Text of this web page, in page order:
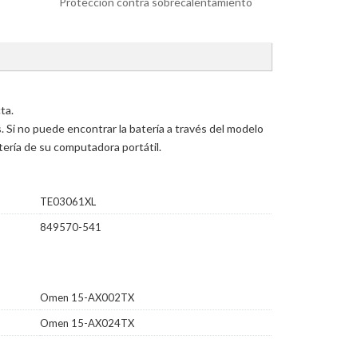
no puede encontrar la batería a través del modelo
de su computadora portátil.
TE03061XL
849570-541
Omen 15-AX002TX
Omen 15-AX024TX